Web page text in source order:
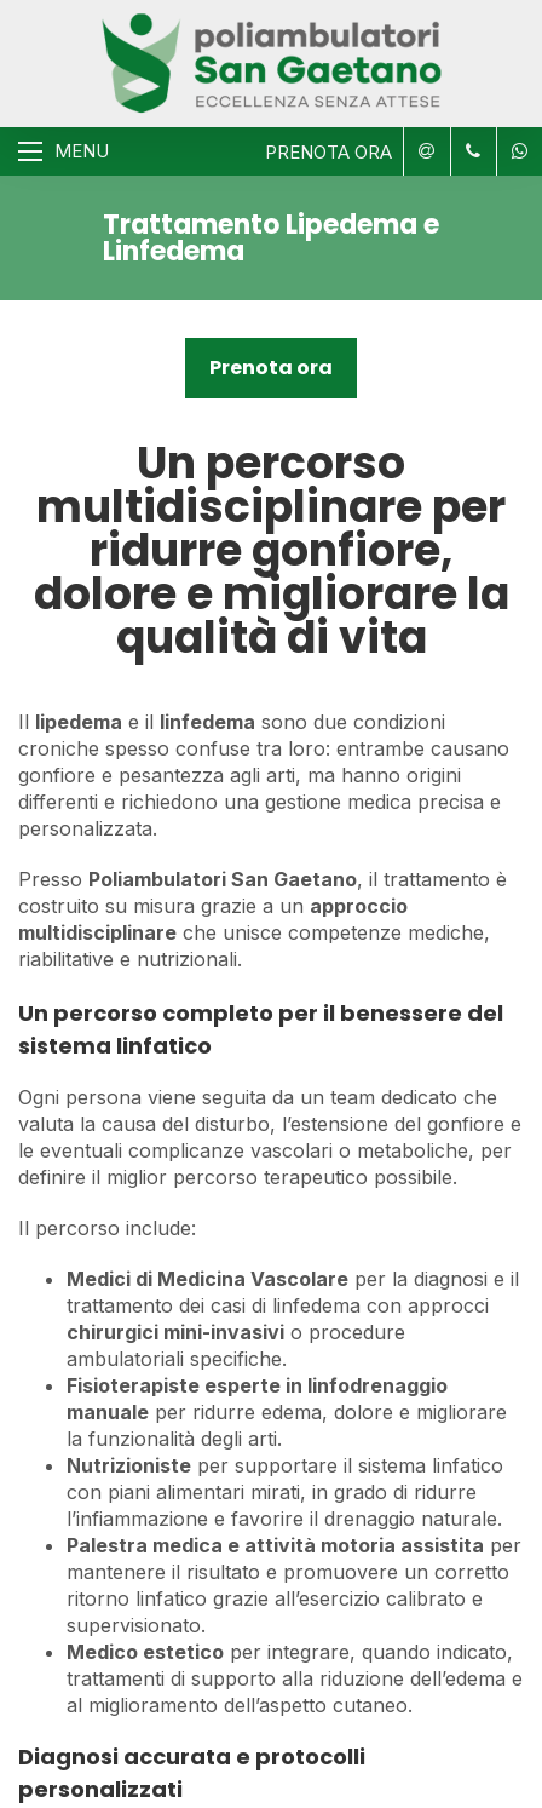
Trattamento Lipedema e
Linfedema
Prenota ora
Un percorso
multidisciplinare per
ridurre gonfiore,
dolore e migliorare la
qualità di vita
Il lipedema e il linfedema sono due condizioni
croniche spesso confuse tra loro: entrambe causano
gonfiore e pesantezza agli arti, ma hanno origini
differenti e richiedono una gestione medica precisa e
personalizzata.
Presso Poliambulatori San Gaetano, il trattamento è
costruito su misura grazie a un approccio
multidisciplinare che unisce competenze mediche,
riabilitative e nutrizionali.
Un percorso completo per il benessere del
sistema linfatico
Ogni persona viene seguita da un team dedicato che
valuta la causa del disturbo, l’estensione del gonfiore e
le eventuali complicanze vascolari o metaboliche, per
definire il miglior percorso terapeutico possibile.
Il percorso include:
Medici di Medicina Vascolare per la diagnosi e il
trattamento dei casi di linfedema con approcci
chirurgici mini-invasivi o procedure
ambulatoriali specifiche.
Fisioterapiste esperte in linfodrenaggio
manuale per ridurre edema, dolore e migliorare
la funzionalità degli arti.
Nutrizioniste per supportare il sistema linfatico
con piani alimentari mirati, in grado di ridurre
l’infiammazione e favorire il drenaggio naturale.
Palestra medica e attività motoria assistita per
mantenere il risultato e promuovere un corretto
ritorno linfatico grazie all’esercizio calibrato e
supervisionato.
Medico estetico per integrare, quando indicato,
trattamenti di supporto alla riduzione dell’edema e
al miglioramento dell’aspetto cutaneo.
Diagnosi accurata e protocolli
personalizzati
MENU PRENOTA ORA